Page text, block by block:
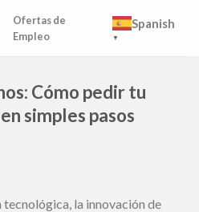
Ofertas de
Empleo
Spanish
▼
Cómo pedir tu
simples pasos
tecnológica, la innovación de